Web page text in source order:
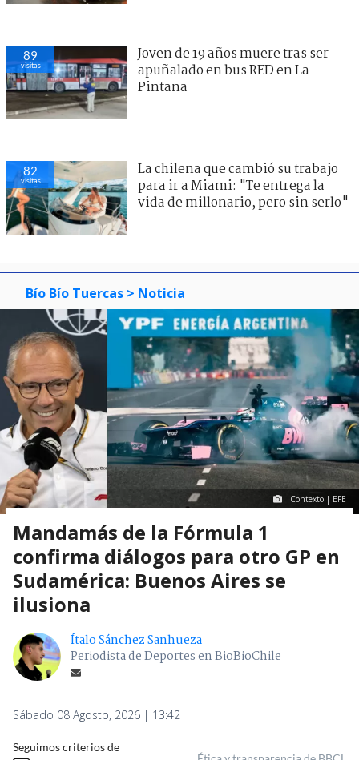
89
visitas
Joven de 19 años muere tras ser
apuñalado en bus RED en La
Pintana
82
visitas
La chilena que cambió su trabajo
para ir a Miami: "Te entrega la
vida de millonario, pero sin serlo"
Bío Bío Tuercas > Noticia
Contexto | EFE
Mandamás de la Fórmula 1
confirma diálogos para otro GP en
Sudamérica: Buenos Aires se
ilusiona
Ítalo Sánchez Sanhueza
Periodista de Deportes en BioBioChile
Sábado 08 Agosto, 2026 | 13:42
Seguimos criterios de